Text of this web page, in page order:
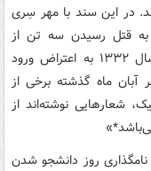
می‌دهد. در این سند با مهر سِری
۱۶ آذر (سالروز به قتل رسیدن سه تن از
دانشجویان دانشکده فنی دانشگاه تهران در سال ۱۳۳۲ به اعتراض ورود
آبان ماه گذشته برخی از
شعارهایی نوشته‌اند از
چرایی نامگذاری روز دانشجو شدن